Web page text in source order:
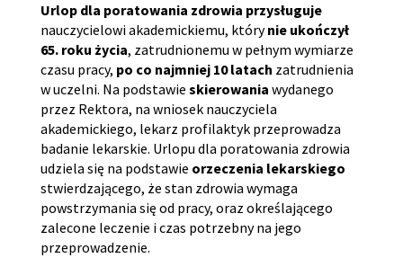
Urlop dla poratowania zdrowia przysługuje
nauczycielowi akademickiemu, którynie ukończył
65. roku życia, zatrudnionemu w pełnym wymiarze
czasu pracy, po co najmniej 10 latach zatrudnienia
w uczelni. Na podstawie skierowania wydanego
przez Rektora, na wniosek nauczyciela
akademickiego, lekarz profilaktyk przeprowadza
badanie lekarskie. Urlopu dla poratowania zdrowia
udziela się na podstawie orzeczenia lekarskiego
stwierdzającego, że stan zdrowia wymaga
powstrzymania się od pracy, oraz określającego
zalecone leczenie i czas potrzebny na jego
przeprowadzenie.